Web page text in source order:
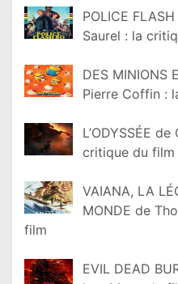
POLICE
Saurel : la
DES MINIONS
Pierre Coffin :
L’ODYSSÉE
critique du film
VAIANA, LA
MONDE de
film
EVIL DEAD